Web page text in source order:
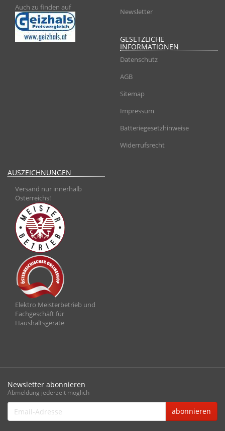
Auch zu finden auf
Newsletter
GESETZLICHE
INFORMATIONEN
Datenschutz
AGB
Sitemap
Impressum
Batteriegesetzhinweise
Widerrufsrecht
AUSZEICHNUNGEN
Versand nur innerhalb
Österreichs!
Elektro Meisterbetrieb und
Fachgeschäft für
Haushaltsgeräte
Newsletter abonnieren
Abmeldung jederzeit möglich
Email-
Adresse
abonnieren